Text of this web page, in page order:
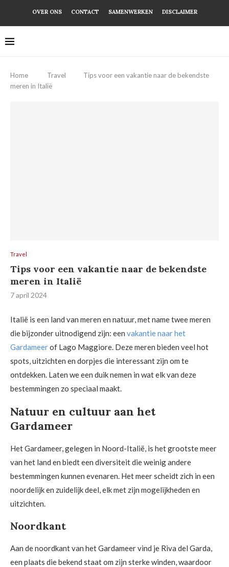
OVER ONS CONTACT SAMENWERKEN DISCLAIMER
Home Travel
Tips voor een vakantie naar de bekendste
meren in Italië
Travel
Tips voor een vakantie naar de bekendste
meren in Italië
7 april 2024
Italië is een land van meren en natuur, met name twee meren
die bijzonder uitnodigend zijn: een vakantie naar het
Gardameerof Lago Maggiore. Deze meren bieden veel hot
spots, uitzichten en dorpjes die interessant zijn om te
ontdekken. Laten we een duik nemen in wat elk van deze
bestemmingen zo speciaal maakt.
Natuur en cultuur aan het
Gardameer
Het Gardameer, gelegen in Noord-Italië, is het grootste meer
van het land en biedt een diversiteit die weinig andere
bestemmingen kunnen evenaren. Het meer scheidt zich in een
noordelijk en zuidelijk deel, elk met zijn mogelijkheden en
uitzichten.
Noordkant
Aan de noordkant van het Gardameer vind je Riva del Garda,
een plaats die bekend staat om zijn sterke winden, waardoor